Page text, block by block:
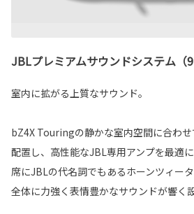
JBLプレミアムサウンドシステム（9
室内に拡がる上質なサウンド。
bZ4X Touringの静かな室内空間に合わ
配置し、高性能なJBL専用アンプを最適
席にJBLの代名詞でもあるホーンツィー
全体に力強く表情豊かなサウンドが響く